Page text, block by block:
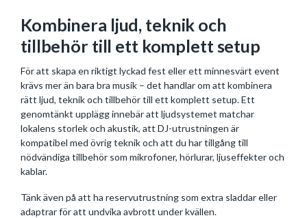
Kombinera ljud, teknik och
tillbehör till ett komplett setup
För att skapa en riktigt lyckad fest eller ett minnesvärt event
krävs mer än bara bra musik – det handlar om att kombinera
rätt ljud, teknik och tillbehör till ett komplett setup. Ett
genomtänkt upplägg innebär att ljudsystemet matchar
lokalens storlek och akustik, att DJ-utrustningen är
kompatibel med övrig teknik och att du har tillgång till
nödvändiga tillbehör som mikrofoner, hörlurar, ljuseffekter och
kablar.
Tänk även på att ha reservutrustning som extra sladdar eller
adaptrar för att undvika avbrott under kvällen.